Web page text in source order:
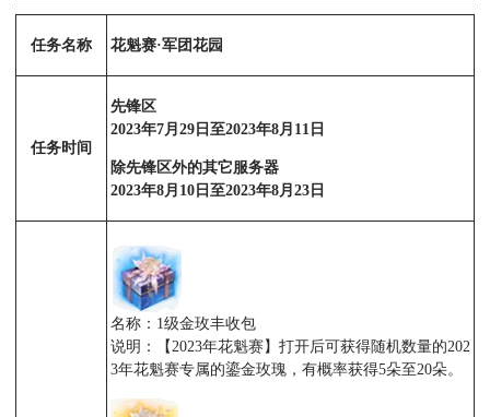
任务名称 花魁赛·军团花园
任务时间
先锋区
2023年7月29日至2023年8月11日
除先锋区外的其它服务器
2023年8月10日至2023年8月23日
名称：1级金玫丰收包
说明：【2023年花魁赛】打开后可获得随机数量的202
3年花魁赛专属的鎏金玫瑰，有概率获得5朵至20朵。